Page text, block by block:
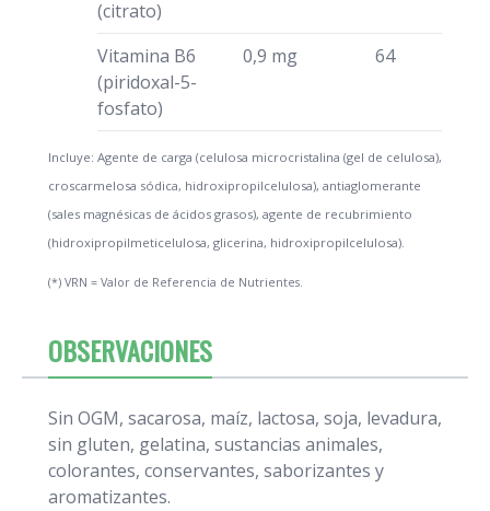
(citrato)
Vitamina B6
(piridoxal-5-
fosfato)
0,9 mg 64
Incluye: Agente de carga (celulosa microcristalina (gel de celulosa),
croscarmelosa sódica, hidroxipropilcelulosa), antiaglomerante
(sales magnésicas de ácidos grasos), agente de recubrimiento
(hidroxipropilmeticelulosa, glicerina, hidroxipropilcelulosa).
(*) VRN = Valor de Referencia de Nutrientes.
OBSERVACIONES
Sin OGM, sacarosa, maíz, lactosa, soja, levadura,
sin gluten, gelatina, sustancias animales,
colorantes, conservantes, saborizantes y
aromatizantes.